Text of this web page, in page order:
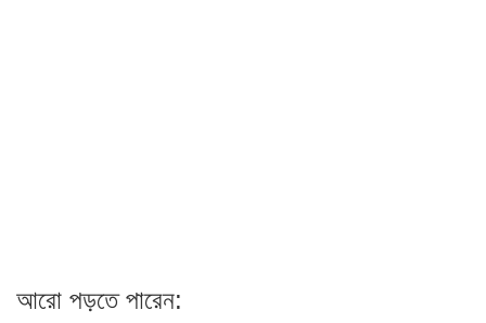
আরো পড়তে পারেন: